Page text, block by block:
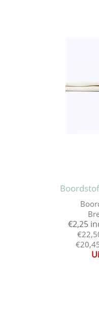
€2,25